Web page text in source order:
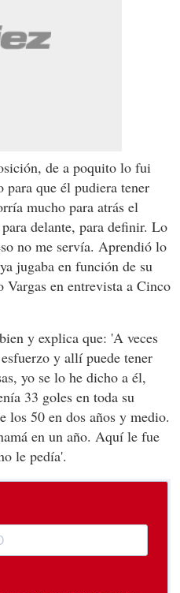
de a poquito lo fui
para que él pudiera tener
mucho para atrás el
delante, para definir. Lo
no me servía. Aprendió lo
jugaba en función de su
en entrevista a Cinco
y explica que: 'A veces
y allí puede tener
yo se lo he dicho a él,
33 goles en toda su
los 50 en dos años y medio.
en un año. Aquí le fue
le pedía'.